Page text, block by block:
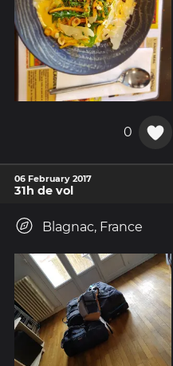
0
06 February 2017
31h de vol
Blagnac, France